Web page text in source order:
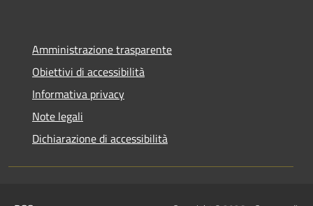
Amministrazione trasparente
Obiettivi di accessibilità
Informativa privacy
Note legali
Dichiarazione di accessibilità